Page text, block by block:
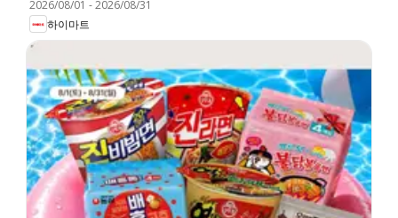
2026/08/01 -2026/08/31
하이마트